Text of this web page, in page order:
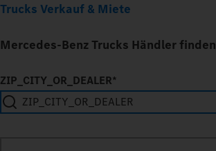
Trucks Verkauf & Miete
Mercedes-Benz Trucks Händler finden
ZIP_CITY_OR_DEALER*